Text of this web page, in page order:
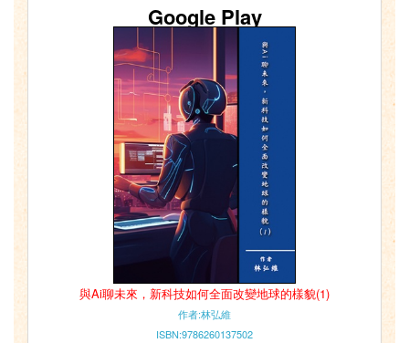
Google Play
與Ai聊未來，新科技如何全面改變地球的樣貌(1)
作者:林弘維
ISBN:9786260137502